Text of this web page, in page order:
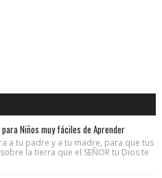
Niños muy fáciles de Aprender
a tu padre y a tu madre, para que tus
la tierra que el SEÑOR tu Dios te